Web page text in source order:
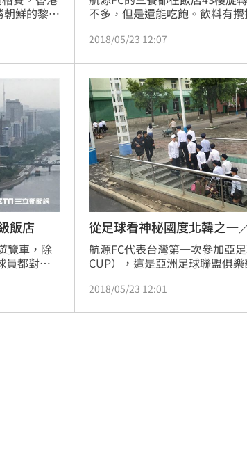
鮮的黎明
底定，航
不多，但是還能吃飽。飲料有
錢，給了比4月到平壤飯店給的
2018/05/23 12:07
飯店
覽車，除
員都對這
從足球看神秘國度北韓之一
航源FC代表台灣第一次參加亞
CUP），這是亞洲足球聯盟俱
格，卻都因故沒有與賽。這一屆
定，航源FC通過了認證，才得
2018/05/23 12:01